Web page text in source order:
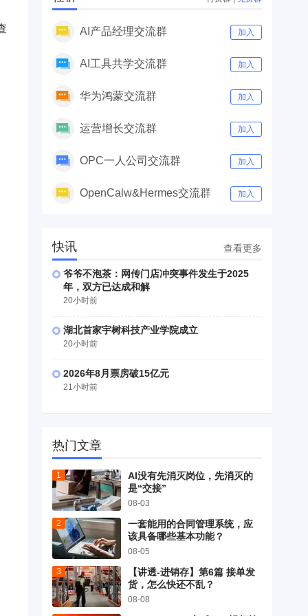
AI产品经理交流群 加入
AI工具共学交流群 加入
华为鸿蒙交流群 加入
运营增长交流群 加入
OPC一人公司交流群 加入
OpenCalw&Hermes交流群 加入
快讯 查看更多
爷爷不泡茶：网传门店冲突事件发生于2025
年，双方已达成和解
20小时前
湖北首家宇树科技产业学院成立
20小时前
2026年8月票房破15亿元
21小时前
热门文章
AI没有先消灭岗位，先消灭的
是“交接”
08-03
一套能用的合同管理系统，应
该具备哪些基本功能？
08-05
【讲透-进销存】第6篇 接单发
货，怎么快还不乱？
08-08